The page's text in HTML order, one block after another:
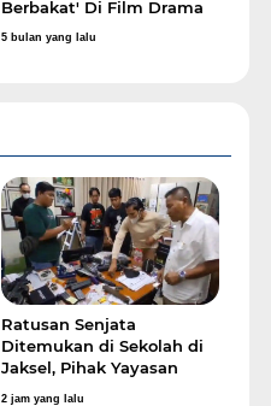
Berbakat' Di Film Drama
Musikal Keluarga Timun
Mas in Wonderland
5 bulan yang lalu
Ratusan Senjata
Ditemukan di Sekolah di
Jaksel, Pihak Yayasan
Akui Tak Tahu
2 jam yang lalu